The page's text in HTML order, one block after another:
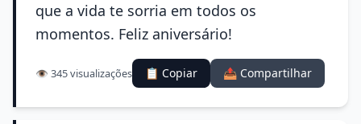
que a vida te sorria em todos os
momentos. Feliz aniversário!
👁️ 345 visualizações 📋 Copiar 📤 Compartilhar